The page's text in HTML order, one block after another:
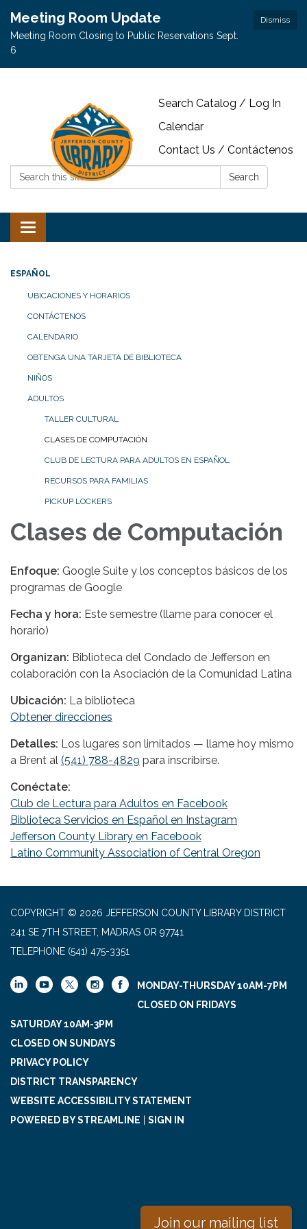
Dismiss
Meeting Room Update
Meeting Room Closing to Public Reservations Sept.
6
Search Catalog / Log In
Calendar
Contact Us / Contáctenos
Search:
Search
Toggle navigation
ESPAÑOL
UBICACIONES Y HORARIOS
CONTÁCTENOS
CALENDARIO
OBTENGA UNA TARJETA DE BIBLIOTECA
NIÑOS
ADULTOS
TALLER CULTURAL
CLASES DE COMPUTACIÓN
CLUB DE LECTURA PARA ADULTOS EN ESPAÑOL
RECURSOS PARA FAMILIAS
PICKUP LOCKERS
Clases de Computación
Enfoque: Google Suite y los conceptos básicos de los
programas de Google
Fecha y hora: Este semestre (llame para conocer el
horario)
Organizan: Biblioteca del Condado de Jefferson en
colaboración con la Asociación de la Comunidad Latina
Ubicación: La biblioteca
Obtener direcciones
Detalles: Los lugares son limitados — llame hoy mismo
a Brent al (541) 788-4829 para inscribirse.
Conéctate:
Club de Lectura para Adultos en Facebook
Biblioteca Servicios en Español en Instagram
Jefferson County Library en Facebook
Latino Community Association of Central Oregon
COPYRIGHT © 2026 JEFFERSON COUNTY LIBRARY DISTRICT
241 SE 7TH STREET, MADRAS OR 97741
TELEPHONE (541) 475-3351
MONDAY-THURSDAY 10AM-7PM
CLOSED ON FRIDAYS
SATURDAY 10AM-3PM
CLOSED ON SUNDAYS
PRIVACY POLICY
DISTRICT TRANSPARENCY
WEBSITE ACCESSIBILITY STATEMENT
POWERED BY STREAMLINE
SIGN IN
Join our mailing list